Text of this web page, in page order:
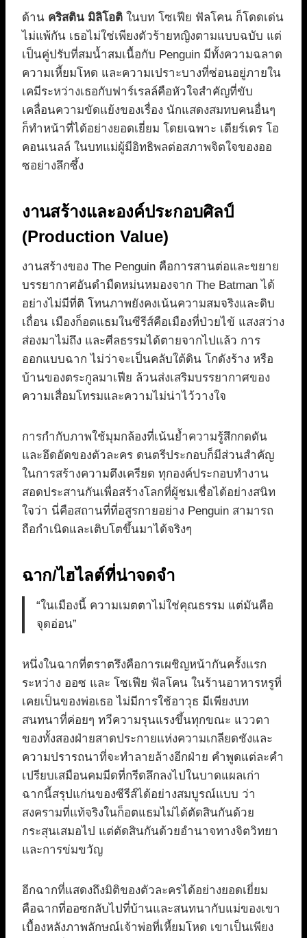
ด้าน คริสติน มิลิโอติ ในบท โซเฟีย ฟัลโคน ก็โดดเด่น
ไม่แพ้กัน เธอไม่ใช่เพียงตัวร้ายหญิงตามแบบฉบับ แต่
เป็นคู่ปรับที่สมน้ำสมเนื้อกับ Penguin มีทั้งความฉลาด
ความเหี้ยมโหด และความเปราะบางที่ซ่อนอยู่ภายใน
เคมีระหว่างเธอกับฟาร์เรลล์คือหัวใจสำคัญที่ขับ
เคลื่อนความขัดแย้งของเรื่อง นักแสดงสมทบคนอื่นๆ
ก็ทำหน้าที่ได้อย่างยอดเยี่ยม โดยเฉพาะ เดียร์เดร โอ
คอนเนลล์ ในบทแม่ผู้มีอิทธิพลต่อสภาพจิตใจของออ
ซอย่างลึกซึ้ง
งานสร้างและองค์ประกอบศิลป์
(Production Value)
งานสร้างของ The Penguin คือการสานต่อและขยาย
บรรยากาศอันดำมืดหม่นหมองจาก The Batman ได้
อย่างไม่มีที่ติ โทนภาพยังคงเน้นความสมจริงและดิบ
เถื่อน เมืองก็อตแธมในซีรีส์คือเมืองที่ป่วยไข้ แสงสว่าง
ส่องมาไม่ถึง และศีลธรรมได้ตายจากไปแล้ว การ
ออกแบบฉาก ไม่ว่าจะเป็นคลับใต้ดิน โกดังร้าง หรือ
บ้านของตระกูลมาเฟีย ล้วนส่งเสริมบรรยากาศของ
ความเสื่อมโทรมและความไม่น่าไว้วางใจ
การกำกับภาพใช้มุมกล้องที่เน้นย้ำความรู้สึกกดดัน
และอึดอัดของตัวละคร ดนตรีประกอบก็มีส่วนสำคัญ
ในการสร้างความตึงเครียด ทุกองค์ประกอบทำงาน
สอดประสานกันเพื่อสร้างโลกที่ผู้ชมเชื่อได้อย่างสนิท
ใจว่า นี่คือสถานที่ที่อสูรกายอย่าง Penguin สามารถ
ถือกำเนิดและเติบโตขึ้นมาได้จริงๆ
ฉาก/ไฮไลต์ที่น่าจดจำ
“ในเมืองนี้ ความเมตตาไม่ใช่คุณธรรม แต่มันคือ
จุดอ่อน”
หนึ่งในฉากที่ตราตรึงคือการเผชิญหน้ากันครั้งแรก
ระหว่าง ออซ และ โซเฟีย ฟัลโคน ในร้านอาหารหรูที่
เคยเป็นของพ่อเธอ ไม่มีการใช้อาวุธ มีเพียงบท
สนทนาที่ค่อยๆ ทวีความรุนแรงขึ้นทุกขณะ แววตา
ของทั้งสองฝ่ายสาดประกายแห่งความเกลียดชังและ
ความปรารถนาที่จะทำลายล้างอีกฝ่าย คำพูดแต่ละคำ
เปรียบเสมือนคมมีดที่กรีดลึกลงไปในบาดแผลเก่า
ฉากนี้สรุปแก่นของซีรีส์ได้อย่างสมบูรณ์แบบ ว่า
สงครามที่แท้จริงในก็อตแธมไม่ได้ตัดสินกันด้วย
กระสุนเสมอไป แต่ตัดสินกันด้วยอำนาจทางจิตวิทยา
และการข่มขวัญ
อีกฉากที่แสดงถึงมิติของตัวละครได้อย่างยอดเยี่ยม
คือฉากที่ออซกลับไปที่บ้านและสนทนากับแม่ของเขา
เบื้องหลังภาพลักษณ์เจ้าพ่อที่เหี้ยมโหด เขาเป็นเพียง